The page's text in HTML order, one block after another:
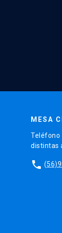
MESA
Teléfono
distintas
phone